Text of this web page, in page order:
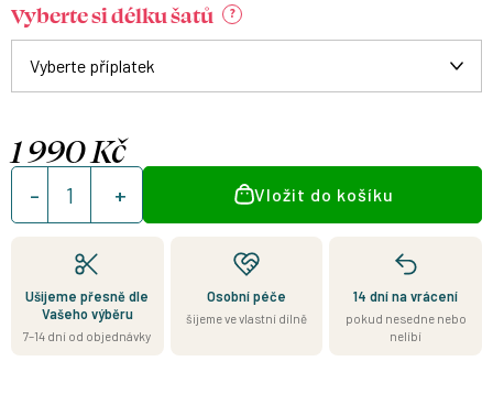
Vyberte si délku šatů ?
1 990 Kč
Měrná
cena:
Vložit do košíku
Ušijeme přesně dle
Vašeho výběru
7–14 dní od objednávky
Osobní péče
šijeme ve vlastní dílně
14 dní na vrácení
pokud nesedne nebo
nelíbí